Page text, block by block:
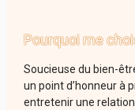
Pourquoi me
Soucieuse du bien-
un point d’honneur à
entretenir une